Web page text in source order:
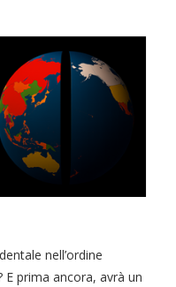
nell’ordine
prima ancora, avrà un